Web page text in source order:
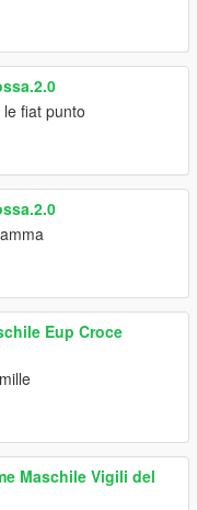
fiat punto
Eup Croce
Maschile Vigili del